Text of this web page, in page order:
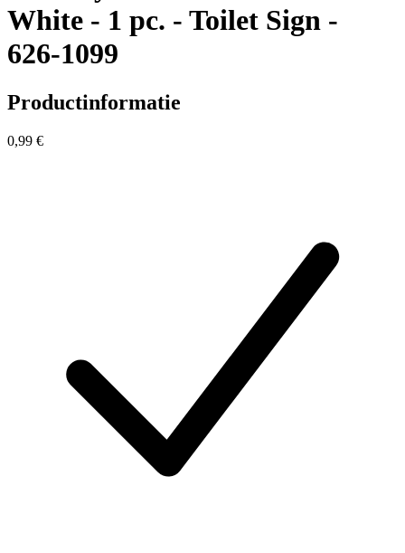
White - 1 pc. - Toilet Sign -
626-1099
Productinformatie
0,99 €